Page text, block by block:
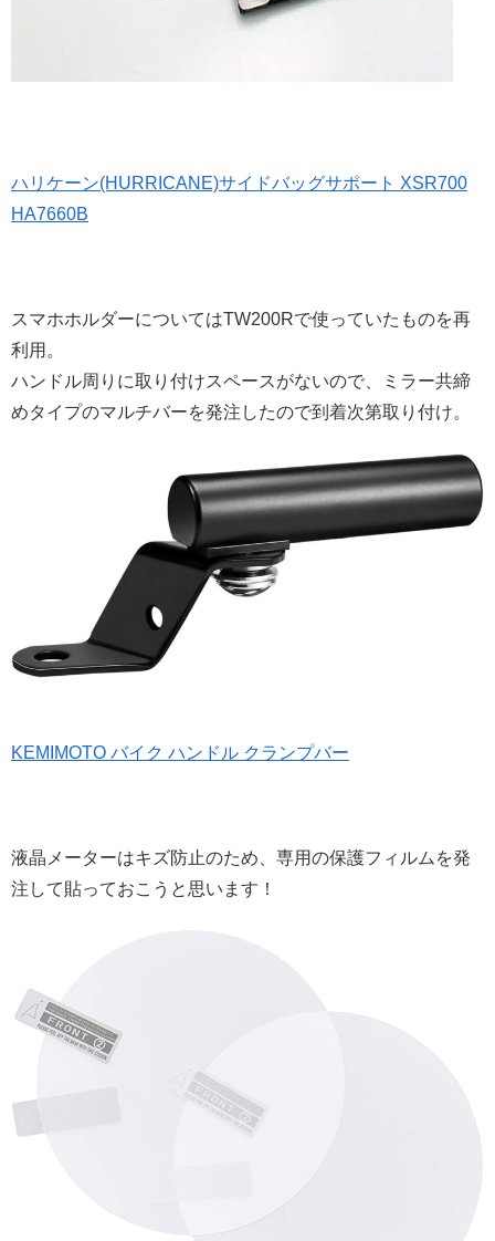
ハリケーン(HURRICANE)サイドバッグサポート XSR700
HA7660B
スマホホルダーについてはTW200Rで使っていたものを再
利用。
ハンドル周りに取り付けスペースがないので、ミラー共締
めタイプのマルチバーを発注したので到着次第取り付け。
KEMIMOTO バイク ハンドル クランプバー
液晶メーターはキズ防止のため、専用の保護フィルムを発
注して貼っておこうと思います！